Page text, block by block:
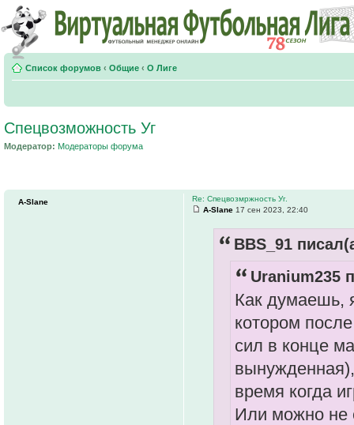
Список форумов ‹ Общие ‹ О Лиге
Спецвозможность Уг
Модератор: Модераторы форума
Re: Спецвозмржность Уг.
A-Slane 17 сен 2023, 22:40
BBS_91
Uranium235
Как думаешь,
котором
сил в конце
время когда
Или можно не
A-Slane